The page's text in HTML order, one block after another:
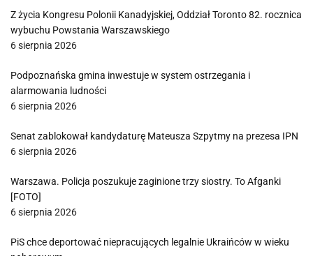
Z życia Kongresu Polonii Kanadyjskiej, Oddział Toronto 82. rocznica
wybuchu Powstania Warszawskiego
6 sierpnia 2026
Podpoznańska gmina inwestuje w system ostrzegania i
alarmowania ludności
6 sierpnia 2026
Senat zablokował kandydaturę Mateusza Szpytmy na prezesa IPN
6 sierpnia 2026
Warszawa. Policja poszukuje zaginione trzy siostry. To Afganki
[FOTO]
6 sierpnia 2026
PiS chce deportować niepracujących legalnie Ukraińców w wieku